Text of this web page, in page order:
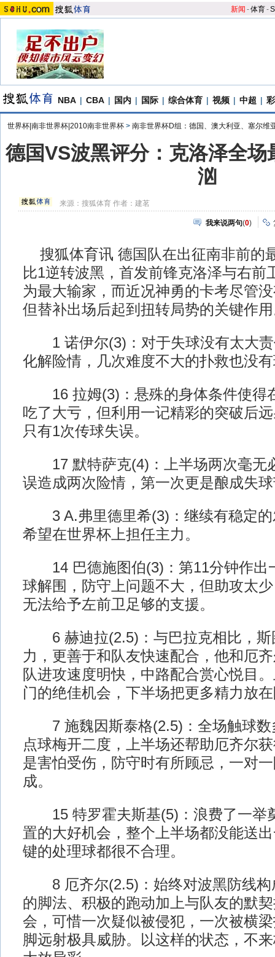
新闻 -体育-S
NBA | CBA | 国内 | 国际 | 综合体育 | 视频 | 中超 |
世界杯|南非世界杯|2010南非世界杯 > 南非世界杯D组：德国、澳大利亚、塞尔维
德国VS波黑评分：克洛泽全场
汹
来源：搜狐体育 作者：建茗
我来说两句(0)
搜狐体育讯 德国队在出征南非前的
比1逆转波黑，首发前锋克洛泽与右前
为最大输家，而近况神勇的卡考尽管
但替补出场后起到扭转局势的关键作
1 诺伊尔(3)：对于失球没有太大责
化解险情，几次难度不大的扑救也没
16 拉姆(3)：悬殊的身体条件使得
吃了大亏，但利用一记精彩的突破后
只有1次传球失误。
17 默特萨克(4)：上半场两次毫无
误造成两次险情，第一次更是酿成失
3 A.弗里德里希(3)：继续有稳定的
希望在世界杯上担任主力。
14 巴德施图伯(3)：第11分钟作出
球解围，防守上问题不大，但助攻太
无法给予左前卫足够的支援。
6 赫迪拉(2.5)：与巴拉克相比，斯
力，更善于和队友快速配合，他和厄
队进攻速度明快，中路配合赏心悦目
门的绝佳机会，下半场把更多精力放
7 施魏因斯泰格(2.5)：全场触球数
点球梅开二度，上半场还帮助厄齐尔
是害怕受伤，防守时有所顾忌，一对
成。
15 特罗霍夫斯基(5)：浪费了一举
置的大好机会，整个上半场都没能送
键的处理球都很不合理。
8 厄齐尔(2.5)：始终对波黑防线构
的脚法、积极的跑动加上与队友的默
会，可惜一次疑似被侵犯，一次被横
脚远射极具威胁。以这样的状态，不